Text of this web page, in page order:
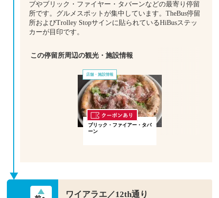
ブやブリック・ファイヤー・タバーンなどの最寄り停留
所です。グルメスポットが集中しています。TheBus停留
所およびTrolley Stopサインに貼られているHiBusステッ
カーが目印です。
この停留所周辺の観光・施設情報
店舗・施設情報
ブリック・ファイアー・タバ
ーン
ワイアラエ／12th通り